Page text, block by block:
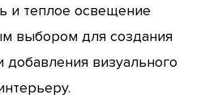
и теплое освещение
выбором для создания
визуального